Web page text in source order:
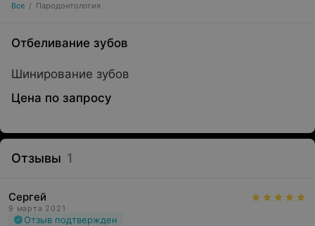
Все / Пародонтология
Отбеливание зубов
Шинирование зубов
Цена по запросу
Отзывы 1
Сергей
9 марта 2021
Отзыв подтвержден